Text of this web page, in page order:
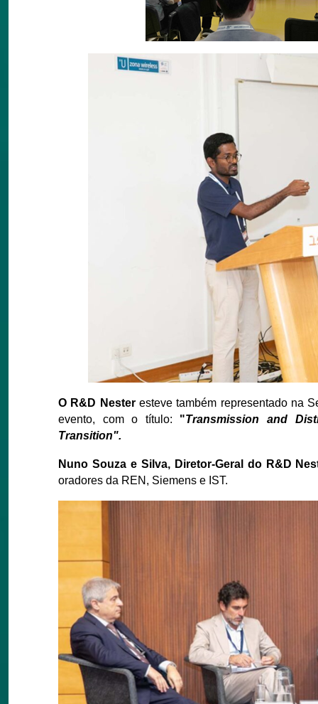
O R&D Nester esteve também representado na
evento, com o título: "Transmission and
Transition".
Nuno Souza e Silva, Diretor-Geral do R&D
oradores da REN, Siemens e IST.